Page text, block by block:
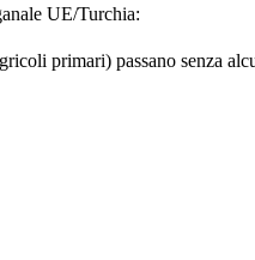
UE/Turchia:
primari) passano senza